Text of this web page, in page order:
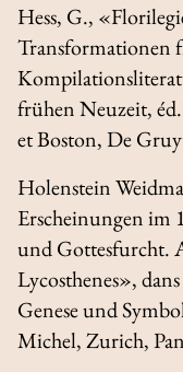
Hess, G.,
Transformationen
frühen Neuzeit,
et Boston, De
Holenstein
Erscheinungen im
und Gottesfurcht.
Lycosthenes», dans
Genese und
Michel, Zurich,